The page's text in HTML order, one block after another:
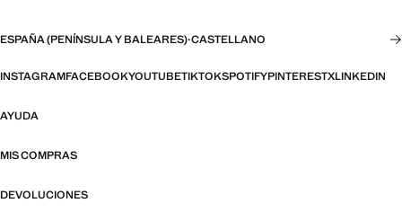
ESPAÑA (PENÍNSULA Y BALEARES)·CASTELLANO
INSTAGRAMFACEBOOKYOUTUBETIKTOKSPOTIFYPINTERESTXLINKEDIN
AYUDA
MIS COMPRAS
DEVOLUCIONES